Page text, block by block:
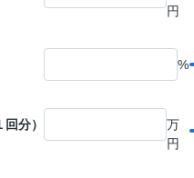
円
%
分）
万
円